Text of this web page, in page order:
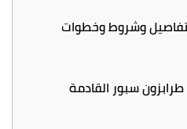
مصر 2026.. التفاصيل وشروط وخطوات
سبور القادمة